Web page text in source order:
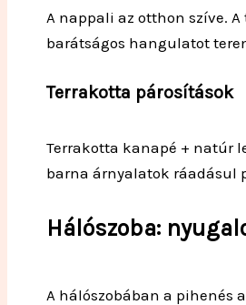
A nappali az otthon szíve.
barátságos hangulatot
Terrakotta párosítások
Terrakotta kanapé + natúr
barna árnyalatok ráadásul
Hálószoba:
A hálószobában a pihenés